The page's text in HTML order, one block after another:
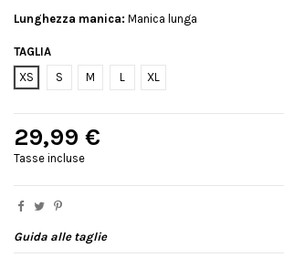
Lunghezza manica: Manica lunga
TAGLIA
XS
S M L XL
29,99 €
Tasse incluse
Guida alle taglie